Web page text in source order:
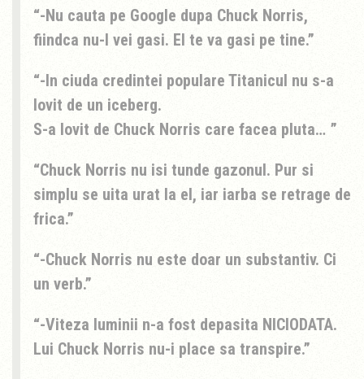
-Nu cauta pe Google dupa Chuck Norris,
fiindca nu-l vei gasi. El te va gasi pe tine.
-In ciuda credintei populare Titanicul nu s-a
lovit de un iceberg.
S-a lovit de Chuck Norris care facea pluta…
Chuck Norris nu isi tunde gazonul. Pur si
simplu se uita urat la el, iar iarba se retrage de
frica.
-Chuck Norris nu este doar un substantiv. Ci
un verb.
-Viteza luminii n-a fost depasita NICIODATA.
Lui Chuck Norris nu-i place sa transpire.